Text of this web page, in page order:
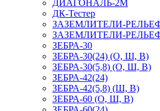
ДИАГОНАЛЬ-2М
ДК-Тестер
ЗАЗЕМЛИТЕЛИ-
ЗАЗЕМЛИТЕЛИ-
ЗЕБРА-30
ЗЕБРА-30(24) (О, Ш, В)
ЗЕБРА-30(5,8) (О, Ш, В)
ЗЕБРА-42(24)
ЗЕБРА-42(5,8) (Ш, В)
ЗЕБРА-60 (О, Ш, В)